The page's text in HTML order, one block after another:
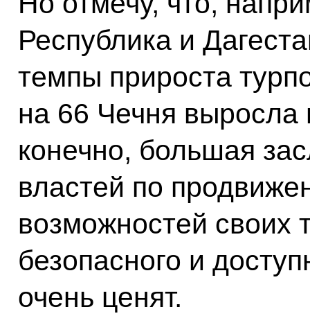
Республика и
темпы прироста
на 66 Чечня выросла
конечно, большая
властей по
возможностей своих
безопасного и
очень ценят.